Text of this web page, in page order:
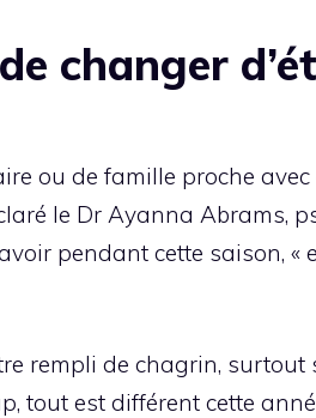
changer
ou de famille proche
le Dr Ayanna Abrams,
pendant cette saison,
rempli de chagrin,
tout est différent cette